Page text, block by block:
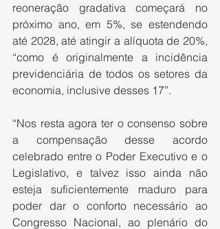
reoneração gradativa começará no
próximo ano, em 5%, se estendendo
até 2028, até atingir a alíquota de 20%,
“como é originalmente a incidência
previdenciária de todos os setores da
economia, inclusive desses 17”.
“Nos resta agora ter o consenso sobre
a compensação desse acordo
celebrado entre o Poder Executivo e o
Legislativo, e talvez isso ainda não
esteja suficientemente maduro para
poder dar o conforto necessário ao
Congresso Nacional, ao plenário do